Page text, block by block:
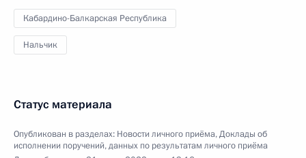
Кабардино-Балкарская Республика
Нальчик
Статус материала
Опубликован в разделах: Новости личного приёма,Доклады об
исполнении поручений, данных по результатам личного приёма